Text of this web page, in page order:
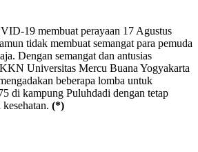
19 membuat perayaan 17 Agustus
tidak membuat semangat para pemuda
Dengan semangat dan antusias
Universitas Mercu Buana Yogyakarta
beberapa lomba untuk
di kampung Puluhdadi dengan tetap
(*)